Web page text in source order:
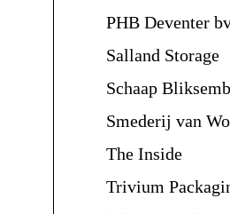
PHB Deventer
Salland Storage
Schaap
Smederij van
The Inside
Trivium